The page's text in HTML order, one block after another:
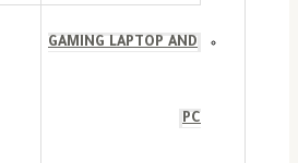
GAMING LAPTOP AND
PC